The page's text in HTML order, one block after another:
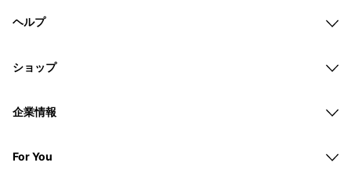
ヘルプ
ショップ
企業情報
For You